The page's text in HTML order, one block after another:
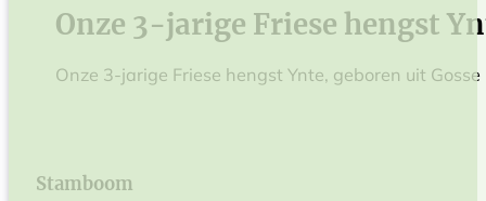
Onze 3-jarige Friese hengst
Onze 3-jarige Friese hengst Ynte, geboren uit
Stamboom